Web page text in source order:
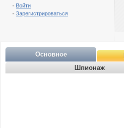
- Войти
- Зарегистрироваться
Основное
Шпионаж